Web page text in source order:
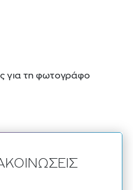
για τη φωτογράφο